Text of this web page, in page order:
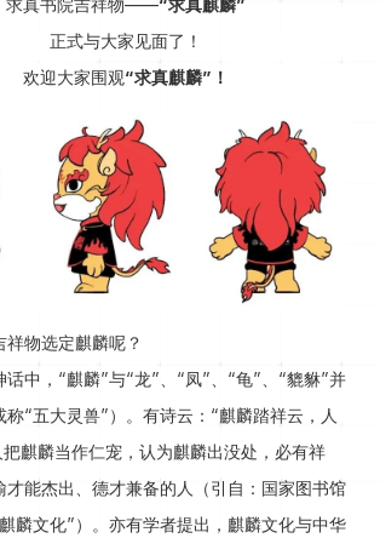
求真书院吉祥物——“求真麒麟”
正式与大家见面了！
欢迎大家围观“求真麒麟”！
祥物选定麒麟呢？
中，“麒麟”与“龙”、“凤”、“龟”、“貔貅”并
“五大灵兽”）。有诗云：“麒麟踏祥云，人
麒麟当作仁宠，认为麒麟出没处，必有祥
才能杰出、德才兼备的人（引自：国家图书馆
麟文化”）。亦有学者提出，麒麟文化与中华